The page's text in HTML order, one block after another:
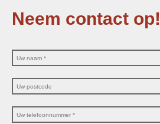
Neem contact op!